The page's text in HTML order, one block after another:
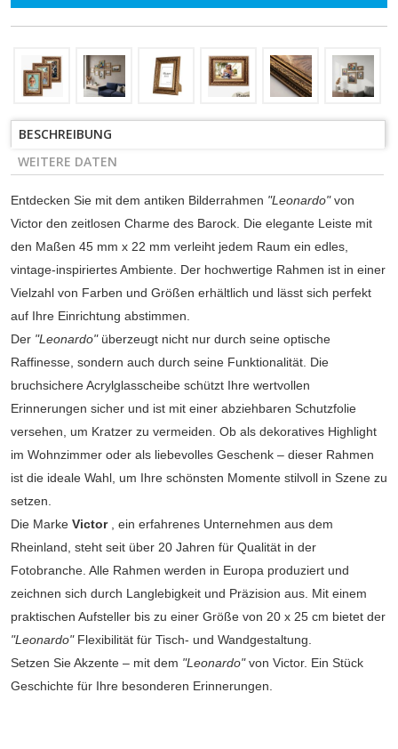
BESCHREIBUNG
WEITERE DATEN
Entdecken Sie mit dem antiken Bilderrahmen "Leonardo"von
Victor den zeitlosen Charme des Barock. Die elegante Leiste mit
den Maßen 45 mm x 22 mm verleiht jedem Raum ein edles,
vintage-inspiriertes Ambiente. Der hochwertige Rahmen ist in einer
Vielzahl von Farben und Größen erhältlich und lässt sich perfekt
auf Ihre Einrichtung abstimmen.
Der "Leonardo"überzeugt nicht nur durch seine optische
Raffinesse, sondern auch durch seine Funktionalität. Die
bruchsichere Acrylglasscheibe schützt Ihre wertvollen
Erinnerungen sicher und ist mit einer abziehbaren Schutzfolie
versehen, um Kratzer zu vermeiden. Ob als dekoratives Highlight
im Wohnzimmer oder als liebevolles Geschenk – dieser Rahmen
ist die ideale Wahl, um Ihre schönsten Momente stilvoll in Szene zu
setzen.
Die Marke Victor, ein erfahrenes Unternehmen aus dem
Rheinland, steht seit über 20 Jahren für Qualität in der
Fotobranche. Alle Rahmen werden in Europa produziert und
zeichnen sich durch Langlebigkeit und Präzision aus. Mit einem
praktischen Aufsteller bis zu einer Größe von 20 x 25 cm bietet der
"Leonardo"Flexibilität für Tisch- und Wandgestaltung.
Setzen Sie Akzente – mit dem "Leonardo"von Victor. Ein Stück
Geschichte für Ihre besonderen Erinnerungen.